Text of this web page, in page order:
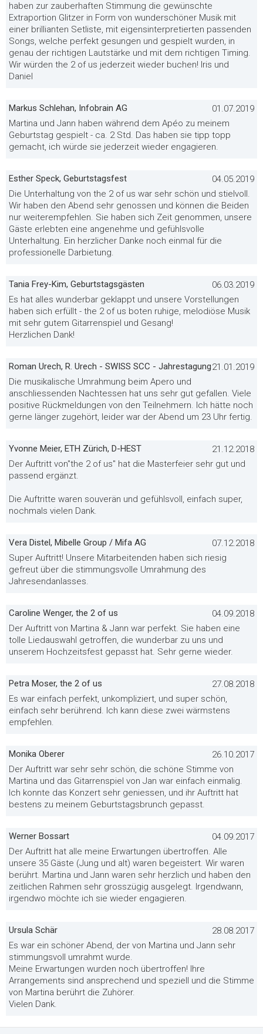
haben zur zauberhaften Stimmung die gewünschte
Extraportion Glitzer in Form von wunderschöner Musik mit
einer brillianten Setliste, mit eigensinterpretierten passenden
Songs, welche perfekt gesungen und gespielt wurden, in
genau der richtigen Lautstärke und mit dem richtigen Timing.
Wir würden the 2 of us jederzeit wieder buchen! Iris und
Daniel
Markus Schlehan, Infobrain AG
01.07.2019
Martina und Jann haben während dem Apéo zu meinem
Geburtstag gespielt - ca. 2 Std. Das haben sie tipp topp
gemacht, ich würde sie jederzeit wieder engagieren.
Esther Speck, Geburtstagsfest
04.05.2019
Die Unterhaltung von the 2 of us war sehr schön und stielvoll.
Wir haben den Abend sehr genossen und können die Beiden
nur weiterempfehlen. Sie haben sich Zeit genommen, unsere
Gäste erlebten eine angenehme und gefühlsvolle
Unterhaltung. Ein herzlicher Danke noch einmal für die
professionelle Darbietung.
Tania Frey-Kim, Geburtstagsgästen
06.03.2019
Es hat alles wunderbar geklappt und unsere Vorstellungen
haben sich erfüllt - the 2 of us boten ruhige, melodiöse Musik
mit sehr gutem Gitarrenspiel und Gesang!
Herzlichen Dank!
Roman Urech, R. Urech - SWISS SCC - Jahrestagung21.01.2019
Die musikalische Umrahmung beim Apero und
anschliessenden Nachtessen hat uns sehr gut gefallen. Viele
positive Rückmeldungen von den Teilnehmern. Ich hätte noch
gerne länger zugehört, leider war der Abend um 23 Uhr fertig.
Yvonne Meier, ETH Zürich, D-HEST
21.12.2018
Der Auftritt von"the 2 of us" hat die Masterfeier sehr gut und
passend ergänzt.
Die Auftritte waren souverän und gefühlsvoll, einfach super,
nochmals vielen Dank.
Vera Distel, Mibelle Group / Mifa AG
07.12.2018
Super Auftritt! Unsere Mitarbeitenden haben sich riesig
gefreut über die stimmungsvolle Umrahmung des
Jahresendanlasses.
Caroline Wenger, the 2 of us
04.09.2018
Der Auftritt von Martina & Jann war perfekt. Sie haben eine
tolle Liedauswahl getroffen, die wunderbar zu uns und
unserem Hochzeitsfest gepasst hat. Sehr gerne wieder.
Petra Moser, the 2 of us
27.08.2018
Es war einfach perfekt, unkompliziert, und super schön,
einfach sehr berührend. Ich kann diese zwei wärmstens
empfehlen.
Monika Oberer
26.10.2017
Der Auftritt war sehr sehr schön, die schöne Stimme von
Martina und das Gitarrenspiel von Jan war einfach einmalig.
Ich konnte das Konzert sehr geniessen, und ihr Auftritt hat
bestens zu meinem Geburtstagsbrunch gepasst.
Werner Bossart
04.09.2017
Der Auftritt hat alle meine Erwartungen übertroffen. Alle
unsere 35 Gäste (Jung und alt) waren begeistert. Wir waren
berührt. Martina und Jann waren sehr herzlich und haben den
zeitlichen Rahmen sehr grosszügig ausgelegt. Irgendwann,
irgendwo möchte ich sie wieder engagieren.
Ursula Schär
28.08.2017
Es war ein schöner Abend, der von Martina und Jann sehr
stimmungsvoll umrahmt wurde.
Meine Erwartungen wurden noch übertroffen! Ihre
Arrangements sind ansprechend und speziell und die Stimme
von Martina berührt die Zuhörer.
Vielen Dank.